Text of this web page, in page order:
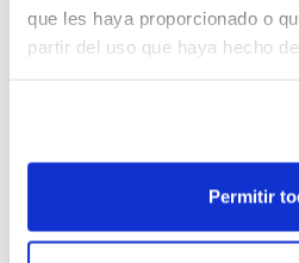
que les haya proporcionado o
partir del uso que haya hecho
Permitir